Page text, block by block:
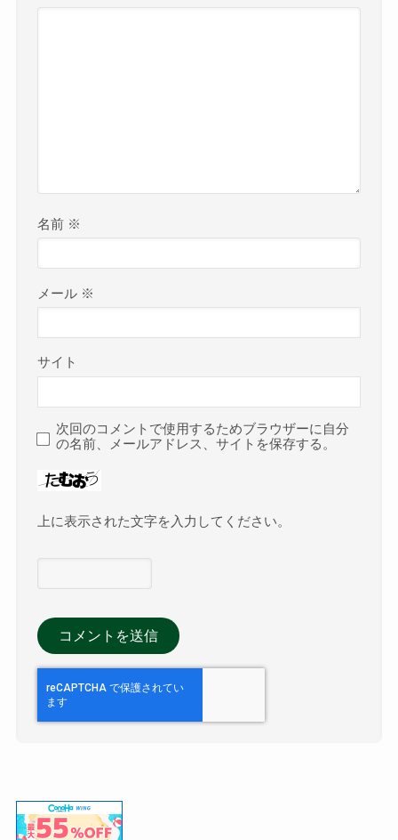
名前 ※
メール ※
サイト
次回のコメントで使用するためブラウザーに自分
の名前、メールアドレス、サイトを保存する。
上に表示された文字を入力してください。